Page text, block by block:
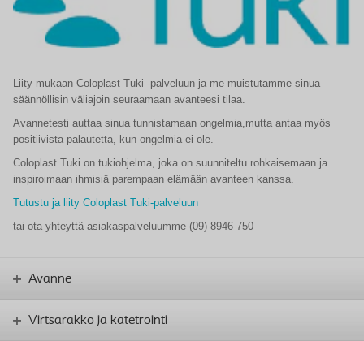
Liity mukaan Coloplast Tuki -palveluun ja me muistutamme sinua
säännöllisin väliajoin seuraamaan avanteesi tilaa.
Avannetesti auttaa sinua tunnistamaan ongelmia,mutta antaa myös
positiivista palautetta, kun ongelmia ei ole.
Coloplast Tuki on tukiohjelma, joka on suunniteltu rohkaisemaan ja
inspiroimaan ihmisiä parempaan elämään avanteen kanssa.
Tutustu ja liity Coloplast Tuki-palveluun
tai ota yhteyttä asiakaspalveluumme (09) 8946 750
Avanne
Virtsarakko ja katetrointi